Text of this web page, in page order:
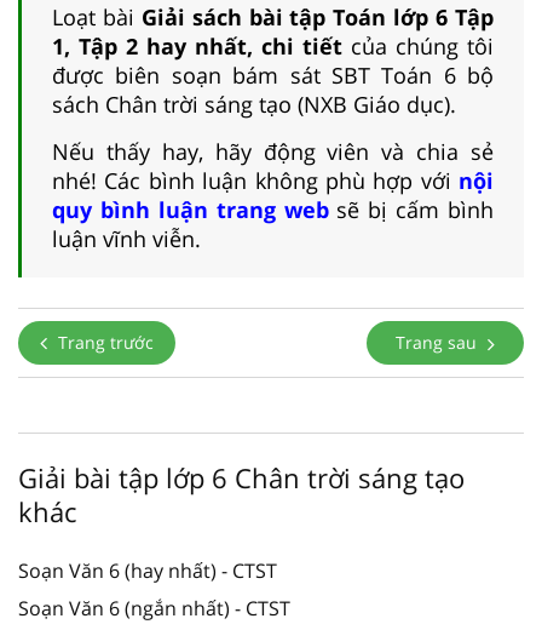
Loạt bài Giải sách bài tập Toán lớp 6 Tập
1, Tập 2 hay nhất, chi tiết của chúng tôi
được biên soạn bám sát SBT Toán 6 bộ
sách Chân trời sáng tạo (NXB Giáo dục).
Nếu thấy hay, hãy động viên và chia sẻ
nhé! Các bình luận không phù hợp với nội
quy bình luận trang websẽ bị cấm bình
luận vĩnh viễn.
Trang trước Trang sau
Giải bài tập lớp 6 Chân trời sáng tạo
khác
Soạn Văn 6 (hay nhất) - CTST
Soạn Văn 6 (ngắn nhất) - CTST